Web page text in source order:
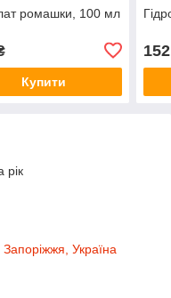
ромашки, 100 мл
Купити
152
рік
Україна